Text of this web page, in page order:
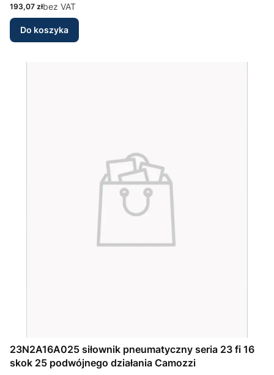
Cena
193,07 złbez VAT
Do koszyka
23N2A16A025 siłownik pneumatyczny seria 23 fi 16
skok 25 podwójnego działania Camozzi